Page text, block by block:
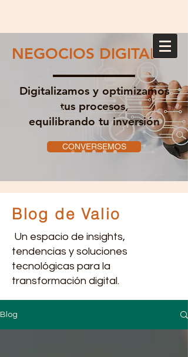
NEGOCIOS DIGITALES
Digitalizamos y optimizamos
tus procesos,
equilibrando tu inversión
CONVERSEMOS
Blog de Valio
Un espacio de insights,
tendencias y soluciones
tecnológicas para la
transformación digital.
Blog